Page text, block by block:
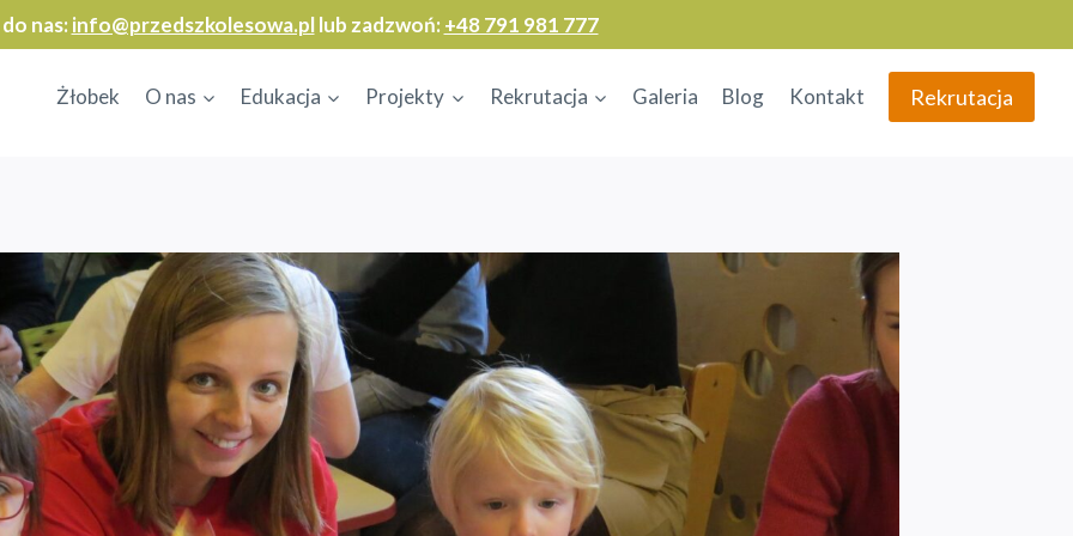
nas: info@przedszkolesowa.pllub zadzwoń: +48 791 981 777
Żłobek O nas Edukacja Projekty Rekrutacja Galeria Blog Kontakt Rekrutacja